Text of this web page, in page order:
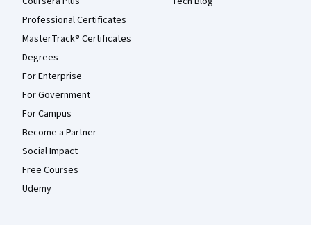
Professional Certificates
MasterTrack® Certificates
Degrees
For Enterprise
For Government
For Campus
Become a Partner
Social Impact
Free Courses
Udemy